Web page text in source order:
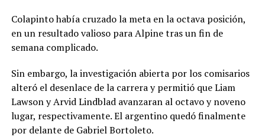
Colapinto había cruzado la meta en la octava posición,
en un resultado valioso para Alpine tras un fin de
semana complicado.
Sin embargo, la investigación abierta por los comisarios
alteró el desenlace de la carrera y permitió que Liam
Lawson y Arvid Lindblad avanzaran al octavo y noveno
lugar, respectivamente. El argentino quedó finalmente
por delante de Gabriel Bortoleto.